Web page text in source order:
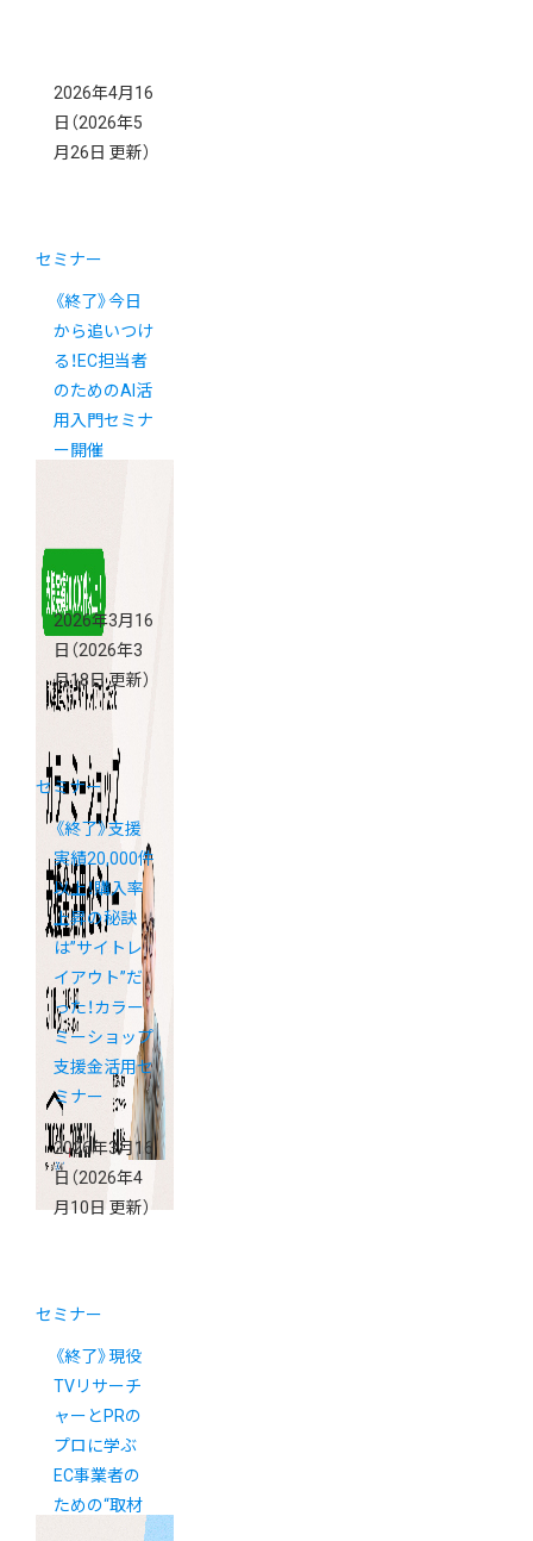
2026年4月16
日 （2026年5
月26日 更新）
セミナー
《終了》今日
から追いつけ
る！EC担当者
のためのAI活
用入門セミナ
ー開催
2026年3月16
日 （2026年3
月18日 更新）
セミナー
《終了》支援
実績20,000件
以上！購入率
上昇の秘訣
は”サイトレ
イアウト”だ
った！カラー
ミーショップ
支援金活用セ
ミナー
2026年3月16
日 （2026年4
月10日 更新）
セミナー
《終了》現役
TVリサーチ
ャーとPRの
プロに学ぶ
EC事業者の
ための“取材